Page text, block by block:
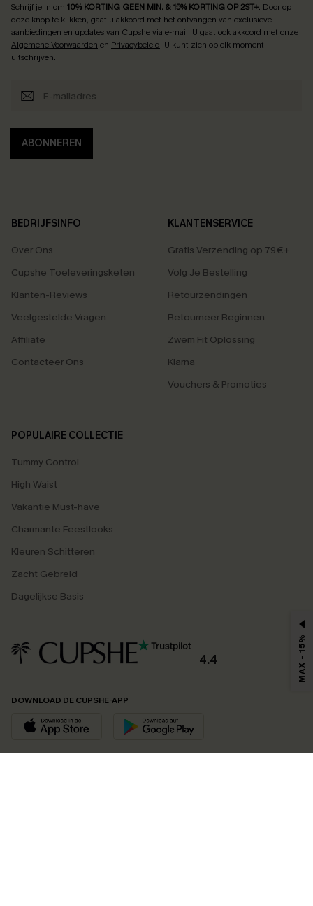
Schrijf je in om 10% KORTING GEEN MIN. & 15% KORTING OP 2ST+. Door op
deze knop te klikken, gaat u akkoord met het ontvangen van exclusieve
aanbiedingen en updates van Cupshe via e-mail. U gaat ook akkoord met onze
Algemene Voorwaarden en Privacybeleid. U kunt zich op elk moment
uitschrijven.
ABONNEREN
BEDRIJFSINFO
Over Ons
Cupshe Toeleveringsketen
Klanten-Reviews
Veelgestelde Vragen
Affiliate
Contacteer Ons
KLANTENSERVICE
Gratis Verzending op 79€+
Volg Je Bestelling
Retourzendingen
Retourneer Beginnen
Zwem Fit Oplossing
Klarna
Vouchers & Promoties
POPULAIRE COLLECTIE
Tummy Control
High Waist
Vakantie Must-have
Charmante Feestlooks
Kleuren Schitteren
Zacht Gebreid
Dagelijkse Basis
4.4
DOWNLOAD DE CUPSHE-APP
MAX - 15%